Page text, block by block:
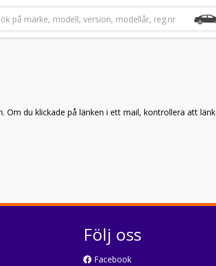
på märke, modell, version, modellår, reg.nr
du klickade på länken i ett mail, kontrollera att
Följ oss
Facebook